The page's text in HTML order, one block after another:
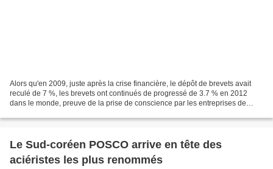
Alors qu'en 2009, juste après la crise financière, le dépôt de brevets avait
reculé de 7 %, les brevets ont continués de progressé de 3.7 % en 2012
dans le monde, preuve de la prise de conscience par les entreprises de
Le Sud-coréen POSCO arrive en tête des
aciéristes les plus renommés